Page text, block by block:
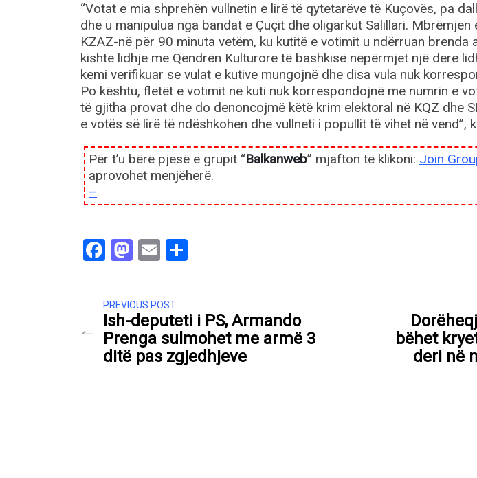
“Votat e mia shprehën vullnetin e lirë të qytetarëve të Kuçovës, pa
dhe u manipulua nga bandat e Çuçit dhe oligarkut Salillari.
KZAZ-në për 90 minuta vetëm, ku kutitë e votimit u ndërruan brenda
kishte lidhje me Qendrën Kulturore të bashkisë nëpërmjet një dere
kemi verifikuar se vulat e kutive mungojnë dhe disa vula nuk
Po kështu, fletët e votimit në kuti nuk korrespondojnë me numrin e
të gjitha provat dhe do denoncojmë këtë krim elektoral në KQZ dhe
e votës së lirë të ndëshkohen dhe vullneti i popullit të vihet në vend”,
Për t’u bërë pjesë e grupit “Balkanweb” mjafton të klikoni: Join
aprovohet menjëherë.
–
Facebook
Mastodon
Email
PREVIOUS POST
Ish-deputeti i PS, Armando
Prenga sulmohet me armë 3
ditë pas zgjedhjeve
bëhet
deri në